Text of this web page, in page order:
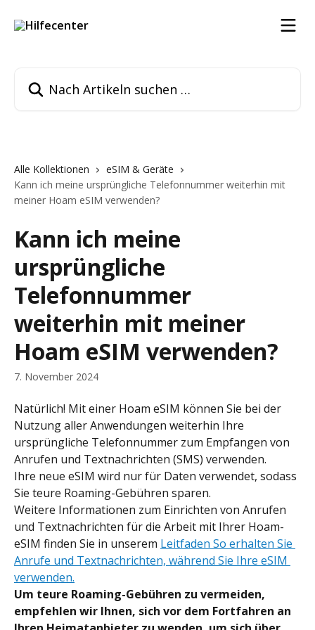
Alle Kollektionen
eSIM & Geräte
Kann ich meine ursprüngliche Telefonnummer weiterhin mit
meiner Hoam eSIM verwenden?
Kann ich meine
ursprüngliche
Telefonnummer
weiterhin mit meiner
Hoam eSIM verwenden?
7. November 2024
Natürlich! Mit einer Hoam eSIM können Sie bei der
Nutzung aller Anwendungen weiterhin Ihre
ursprüngliche Telefonnummer zum Empfangen von
Anrufen und Textnachrichten (SMS) verwenden.
Ihre neue eSIM wird nur für Daten verwendet, sodass
Sie teure Roaming-Gebühren sparen.
Weitere Informationen zum Einrichten von Anrufen
und Textnachrichten für die Arbeit mit Ihrer Hoam-
eSIM finden Sie in unserem Leitfaden So erhalten Sie
Anrufe und Textnachrichten, während Sie Ihre eSIM
verwenden.
Um teure Roaming-Gebühren zu vermeiden,
empfehlen wir Ihnen, sich vor dem Fortfahren an